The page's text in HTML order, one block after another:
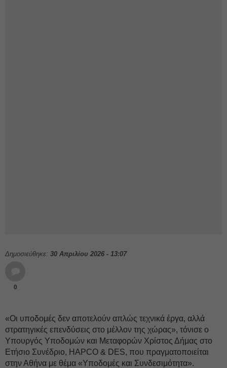
Δημοσιεύθηκε: 30 Απριλίου 2026 - 13:07
0
«Οι υποδομές δεν αποτελούν απλώς τεχνικά έργα, αλλά
στρατηγικές επενδύσεις στο μέλλον της χώρας», τόνισε ο
Υπουργός Υποδομών και Μεταφορών Χρίστος Δήμας στο
Ετήσιο Συνέδριο, HAPCO & DES, που πραγματοποιείται
στην Αθήνα με θέμα «Υποδομές και Συνδεσιμότητα».